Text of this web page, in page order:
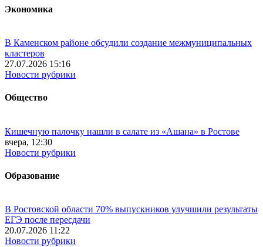
Экономика
В Каменском районе обсудили создание межмуниципальных
кластеров
27.07.2026 15:16
Новости рубрики
Общество
Кишечную палочку нашли в салате из «Ашана» в Ростове
вчера, 12:30
Новости рубрики
Образование
В Ростовской области 70% выпускников улучшили результаты
ЕГЭ после пересдачи
20.07.2026 11:22
Новости рубрики